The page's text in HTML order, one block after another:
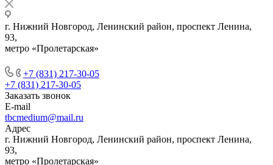
г. Нижний Новгород, Ленинский район, проспект Ленина,
93,
метро «Пролетарская»
+7 (831) 217-30-05
+7 (831) 217-30-05
Заказать звонок
E-mail
tbcmedium@mail.ru
Адрес
г. Нижний Новгород, Ленинский район, проспект Ленина,
93,
метро «Пролетарская»